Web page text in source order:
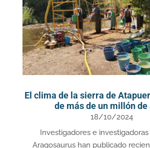
El clima de la sierra de
de más de un millón de
18/10/2024
Investigadores e
Aragosaurus han publicado